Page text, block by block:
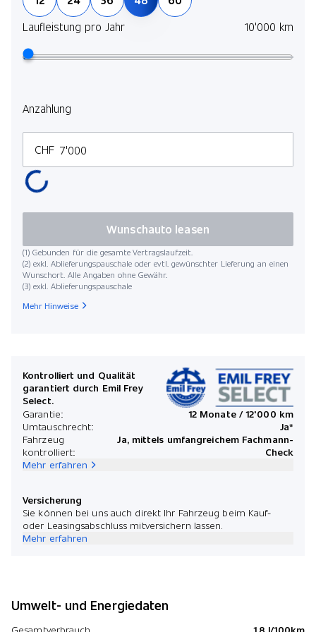
Bluetooth Freisprecheinrichtung
Navigationssystem
USB-C Anschluss
Active Safety Brake
Details siehe Preisliste
Verkehrszeichenerkennung
Laufleistung pro Jahr
10'000 km
Anzahlung
CHF
(1) Gebunden für die gesamte Vertragslaufzeit.
(2) exkl. Ablieferungspauschale oder evtl. gewünschter Lieferung an einen
Wunschort. Alle Angaben ohne Gewähr.
(3) exkl. Ablieferungspauschale
Wunschauto leasen
Mehr Hinweise
Kontrolliert und Qualität
garantiert durch Emil Frey
Select.
Garantie:
12 Monate / 12'000 km
Umtauschrecht:
Ja*
Fahrzeug
kontrolliert:
Ja, mittels umfangreichem Fachmann-
Check
Mehr erfahren
Versicherung
Sie können bei uns auch direkt Ihr Fahrzeug beim Kauf-
oder Leasingsabschluss mitversichern lassen.
Mehr erfahren
Umwelt- und Energiedaten